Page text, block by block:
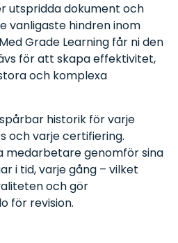
utspridda dokument och
vanligaste hindren inom
Grade Learning får ni den
för att skapa effektivitet,
och komplexa
historik för varje
och varje certifiering.
medarbetare genomför sina
i tid, varje gång – vilket
och gör
för revision.